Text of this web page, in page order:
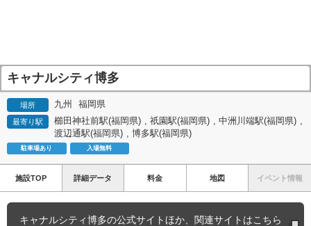
キャナルシティ博多
場所 九州 福岡県
最寄り駅 櫛田神社前駅(福岡県) , 祇園駅(福岡県) , 中洲川端駅(福岡県) ,
渡辺通駅(福岡県) , 博多駅(福岡県)
駐車場あり 入場無料
施設TOP 詳細データ 料金 地図 イベント情報
キャナルシティ博多の公式サイトほか、関連サイトはこちら